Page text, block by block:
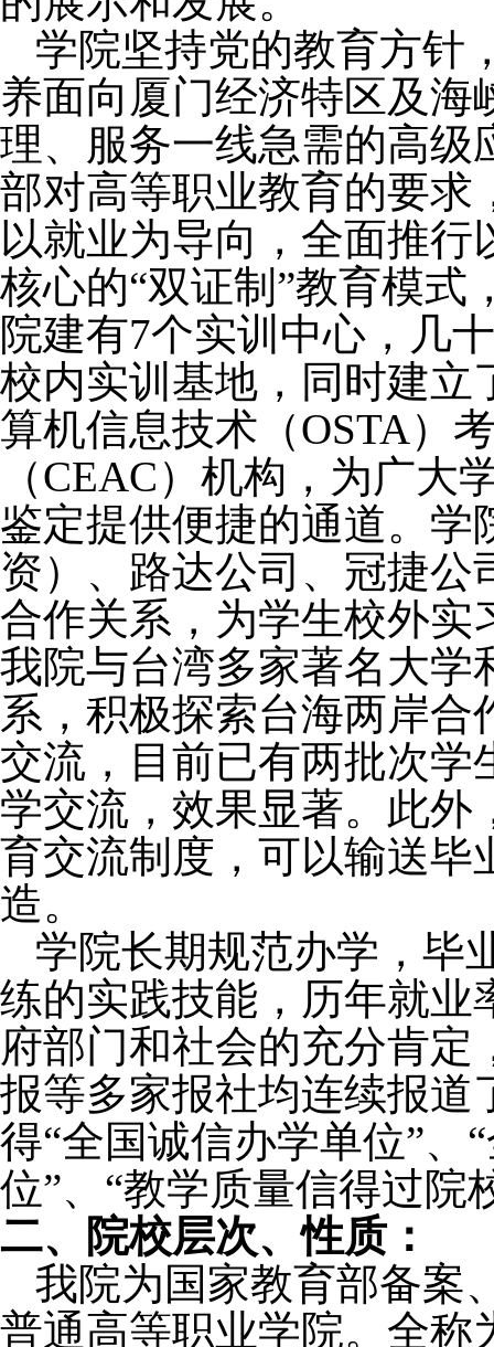
学院坚持党的教育方针
养面向厦门经济特区及
理、服务一线急需的高级
部对高等职业教育的要求
以就业为导向，全面推行
核心的“双证制 ”教育模式
院建有7个实训中心，几
校内实训基地，同时建立
算机信息技术（OSTA）
（CEAC）机构，为广大
鉴定提供便捷的通道。学
资）、路达公司、冠捷公
合作关系，为学生校外实
我院与台湾多家著名大学
系，积极探索台海两岸
交流，目前已有两批次学
学交流，效果显著。此外
育交流制度，可以输送毕
造。
学院长期规范办学，毕
练的实践技能，历年就业
府部门和社会的充分肯
报等多家报社均连续报道
得“全国诚信办学单位”、 “
位”、 “教学质量信得过院
二、院校层次、性质：
我院为国家教育部备案
普通高等职业学院。全称